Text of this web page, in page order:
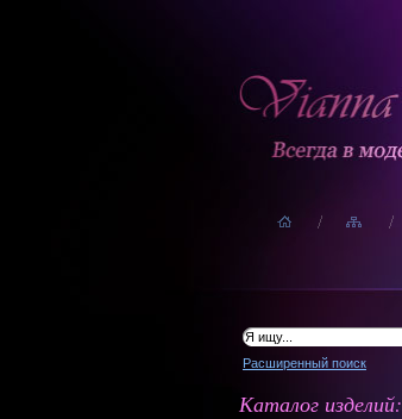
Расширенный поиск
Каталог изделий: